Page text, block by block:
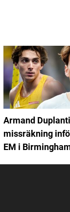
Armand
missräkning
EM i